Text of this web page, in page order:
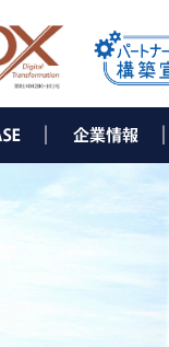
▶ ごあいさつ
▶ 会社概要
▶ 沿革
▶ 組織図
▶ コーポレートメ